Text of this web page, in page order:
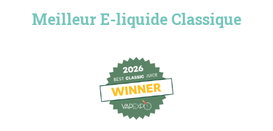
Meilleur E-liquide Classique